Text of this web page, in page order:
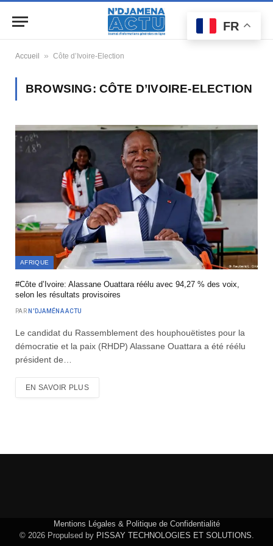
Accueil » Côte d’Ivoire-Election
BROWSING: CÔTE D’IVOIRE-ELECTION
AFRIQUE
#Côte d’Ivoire: Alassane Ouattara réélu avec 94,27 % des voix,
selon les résultats provisoires
PAR N'DJAMÉNA ACTU
Le candidat du Rassemblement des houphouëtistes pour la
démocratie et la paix (RHDP) Alassane Ouattara a été réélu
président de…
EN SAVOIR PLUS
Mentions Légales & Politique de Confidentialité
© 2026 Propulsed by PISSAY TECHNOLOGIES ET SOLUTIONS
FR